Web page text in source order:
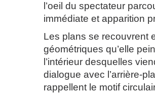
l’oeil du spectateur
immédiate et apparition
Les plans se recouvrent
géométriques qu’elle
l’intérieur desquelles
dialogue avec l’arrière-
rappellent le motif